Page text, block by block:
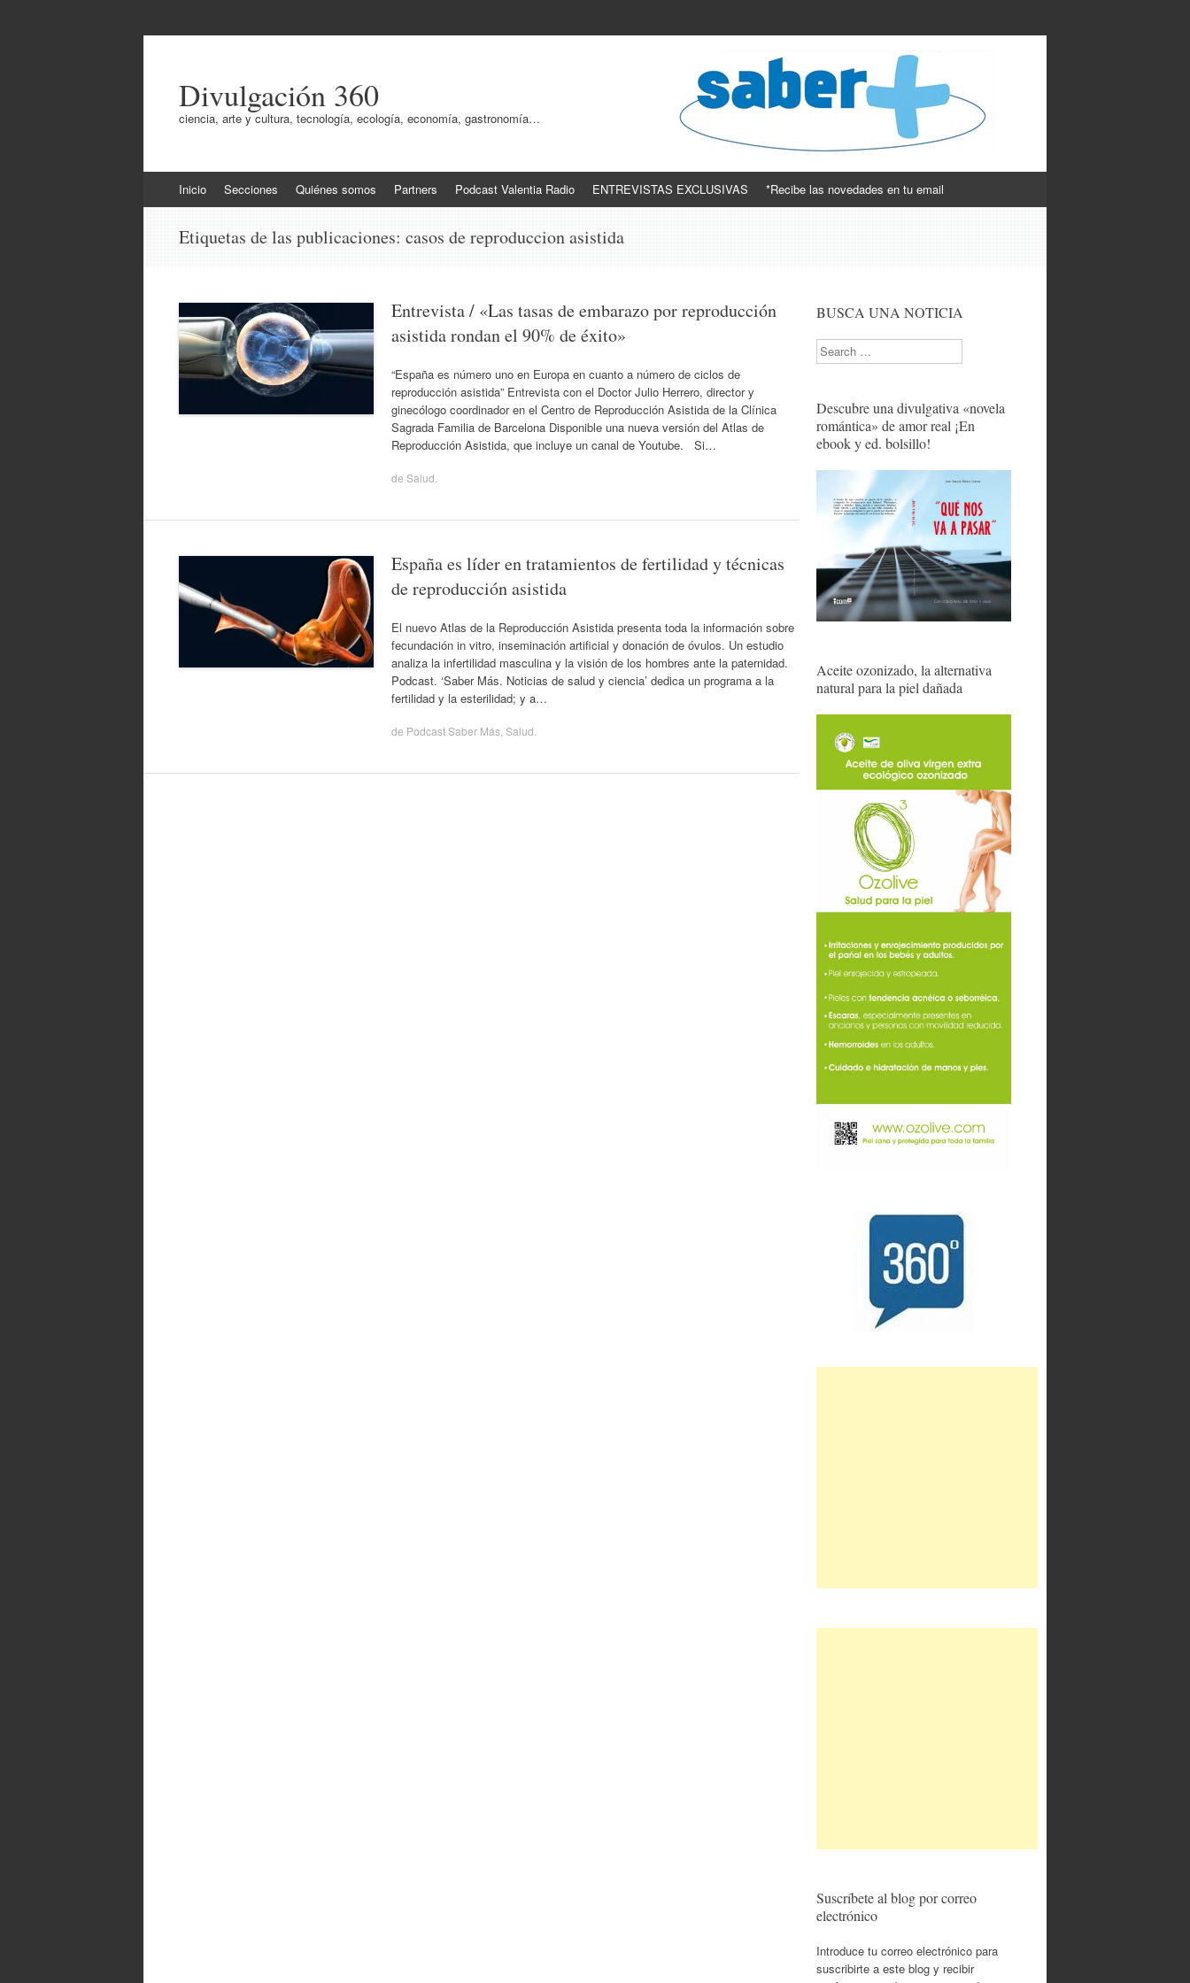
Divulgación 360
ciencia, arte y cultura, tecnología, ecología, economía, gastronomía…
al
Inicio Secciones Quiénes somos Partners Podcast Valentia Radio ENTREVISTAS EXCLUSIVAS *Recibe las novedades en tu email
Etiquetas de las publicaciones: casos de reproduccion asistida
Entrevista / «Las tasas de embarazo por reproducción
asistida rondan el 90% de éxito»
“España es número uno en Europa en cuanto a número de ciclos de
reproducción asistida” Entrevista con el Doctor Julio Herrero, director y
ginecólogo coordinador en el Centro de Reproducción Asistida de la Clínica
Sagrada Familia de Barcelona Disponible una nueva versión del Atlas de
Reproducción Asistida, que incluye un canal de Youtube. Si…
de Salud
España es líder en tratamientos de fertilidad y técnicas
de reproducción asistida
El nuevo Atlas de la Reproducción Asistida presenta toda la información sobre
fecundación in vitro, inseminación artificial y donación de óvulos. Un estudio
analiza la infertilidad masculina y la visión de los hombres ante la paternidad.
Podcast. ‘Saber Más. Noticias de salud y ciencia’ dedica un programa a la
fertilidad y la esterilidad; y a…
de Podcast Saber Más Salud
BUSCA UNA NOTICIA
Search
Descubre una divulgativa «novela
romántica» de amor real ¡En
ebook y ed. bolsillo!
Aceite ozonizado, la alternativa
natural para la piel dañada
Suscríbete al blog por correo
electrónico
Introduce tu correo electrónico para
suscribirte a este blog y recibir